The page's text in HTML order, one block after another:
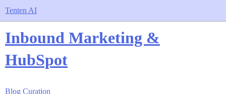
Tenten AI
Inbound Marketing &
HubSpot
Blog Curation